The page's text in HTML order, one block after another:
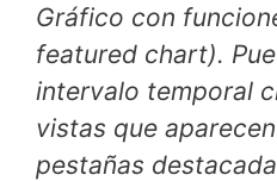
Gráfico con
featured chart).
intervalo temporal
vistas que
pestañas